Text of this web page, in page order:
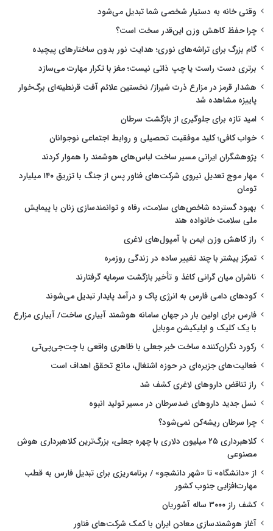
وقتی خانه به دستیار شخصی شما تبدیل می‌شود
چرا حفظ کاهش وزن این‌قدر سخت است؟
گام بزرگ برای تراشه‌های نوری؛ هدایت نور بدون ساختارهای پیچیده
برتری دست راست یا چپ ذاتی نیست؛ مغز با تکرار مهارت می‌سازد
هشدار قرمز در مزارع ذرت شیراز/ نخستین علائم آفت قرنطینه‌ای برگ‌خوار
پاییزه مشاهده شد
امید تازه برای جلوگیری از بازگشت سرطان
خواب کافی؛ کلید موفقیت تحصیلی و روابط اجتماعی نوجوانان
پژوهشگران ایرانی مسیر ساخت لباس‌های هوشمند را هموار کردند
مهار موج تعدیل نیروی شرکت‌های فناور پس از جنگ با تزریق ۱۴۰ میلیارد
تومان
بهبود گسترده شاخص‌های سلامت، رفاه و توانمندسازی زنان با پیمایش
ملی سلامت خانواده هند
راز کاهش وزن ایمن با آمپول‌های لاغری
تمرکز بیشتر با چند تغییر ساده در زندگی روزمره
ناشران میان گرانی کاغذ و تأخیر بازگشت سرمایه گرفتارند
کودهای دامی فارس به انرژی پاک و درآمد پایدار تبدیل می‌شوند
فارس برای اولین بار در جهان سامانه هوشمند آبیاری ساخت/ آبیاری مزارع
با یک کلیک و اپلیکیشن موبایل
رکورد نگران‌کننده ساخت خبر جعلی با ظاهری واقعی با چت‌جی‌پی‌تی
فعالیت‌های جزیره‌ای در حوزه اشتغال، مانع تحقق اهداف است
راز تناقض داروهای لاغری کشف شد
نسل جدید داروهای ضدسرطان در مسیر تولید انبوه
چرا سرطان ریشه‌کن نمی‌شود؟
کلاهبرداری ۲۵ میلیون دلاری با چهره جعلی، بزرگ‌ترین کلاهبرداری هوش
مصنوعی
از «دانشگاه» تا «شهر دانشجو» / برنامه‌ریزی برای تبدیل فارس به قطب
مهارت‌افزایی جنوب کشور
کشف راز ۳۰۰۰ ساله آشوریان
آغاز هوشمندسازی معادن ایران با کمک شرکت‌های فناور